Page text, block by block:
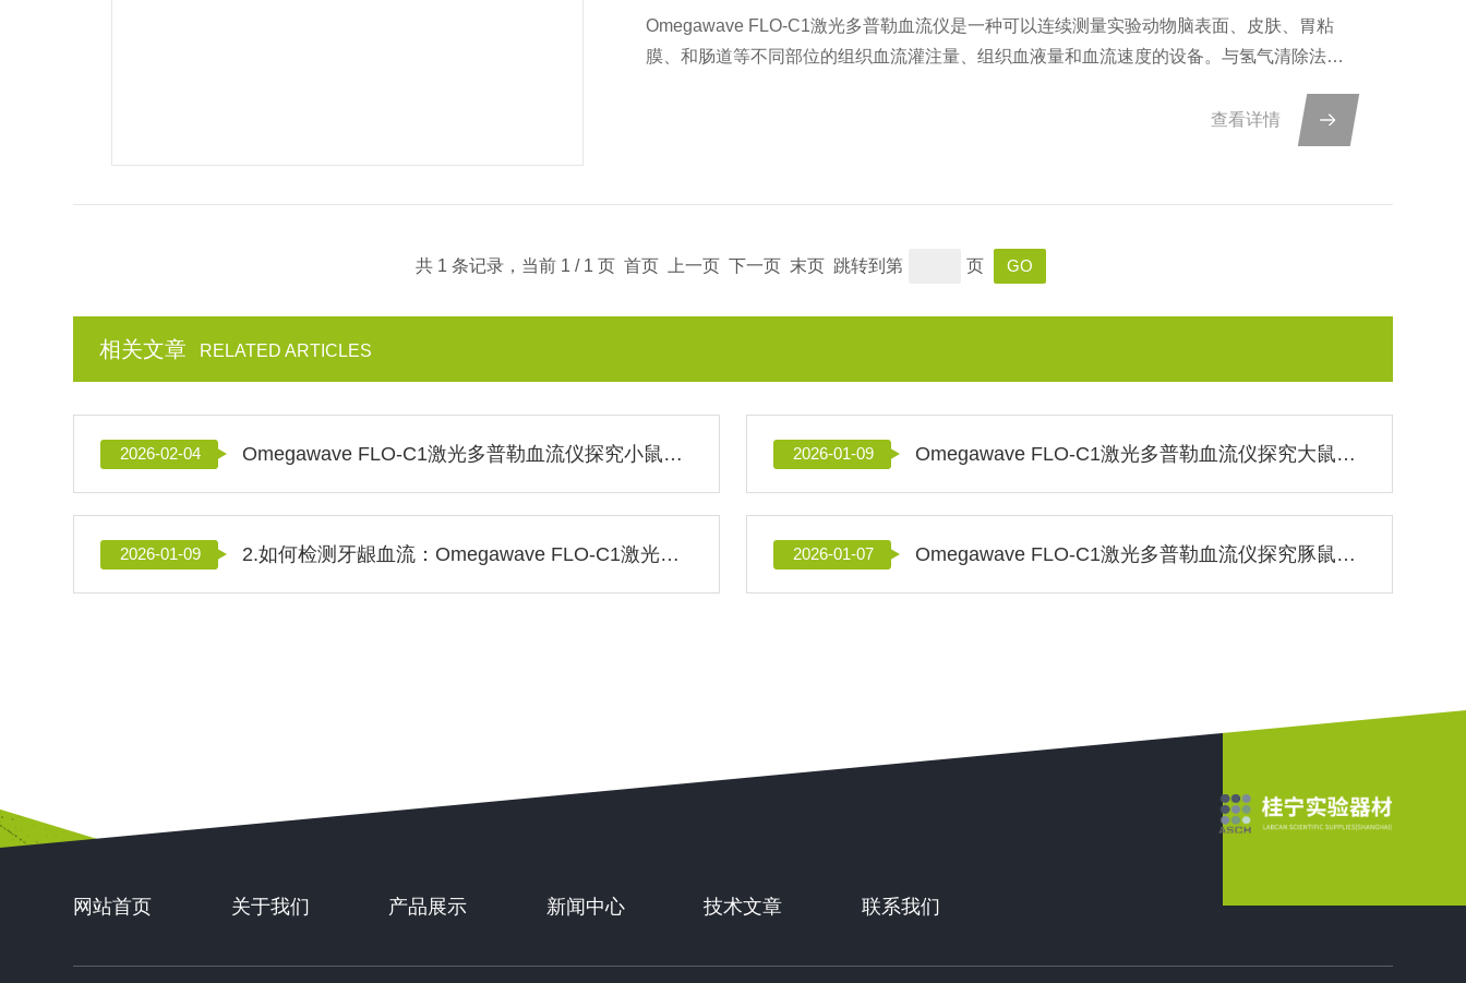
Omegawave FLO-C1激光多普勒血流仪是一种可以连续测量实验动物脑表面、皮肤、胃粘
膜、和肠道等不同部位的组织血流灌注量、组织血液量和血流速度的设备。与氢气清除法和
查看详情
共 1 条记录，当前 1 / 1 页 首页 上一页 下一页 末页 跳转到第 页
相关文章 RELATED ARTICLES
2026-02-04 Omegawave FLO-C1激光多普勒血流仪探究小鼠咬肌副交感舒血管舒张的相关影响 2026-01-09 Omegawave FLO-C1激光多普勒血流仪探究大鼠下唇副交感神经反射性血管舒张
2026-01-09 2.如何检测牙龈血流：Omegawave FLO-C1激光多普勒血流仪的口腔医学研究应用 2026-01-07 Omegawave FLO-C1激光多普勒血流仪探究豚鼠下唇副交感舒血管纤维是否存在
网站首页 关于我们 产品展示 新闻中心 技术文章 联系我们